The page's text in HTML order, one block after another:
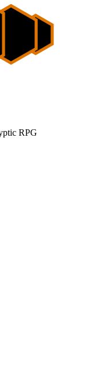
RPG